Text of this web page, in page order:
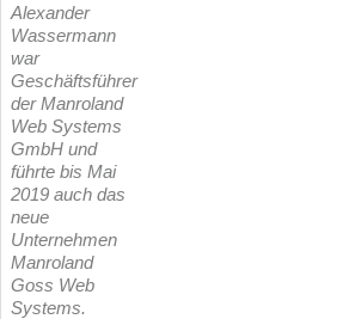
Alexander
Wassermann
war
Geschäftsführer
der Manroland
Web Systems
GmbH und
führte bis Mai
2019 auch das
neue
Unternehmen
Manroland
Goss Web
Systems.